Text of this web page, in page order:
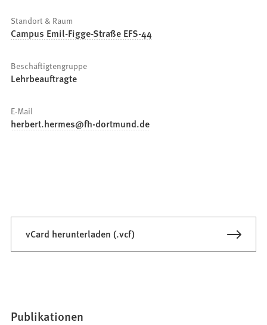
Standort & Raum
Campus Emil-Figge-Straße EFS-44
Beschäftigtengruppe
Lehrbeauftragte
E-Mail
herbert.hermes fh-dortmund de
vCard herunterladen (.vcf)
Publikationen